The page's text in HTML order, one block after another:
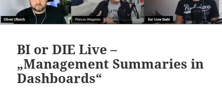
BI or DIE Live –
„Management Summaries in
Dashboards“